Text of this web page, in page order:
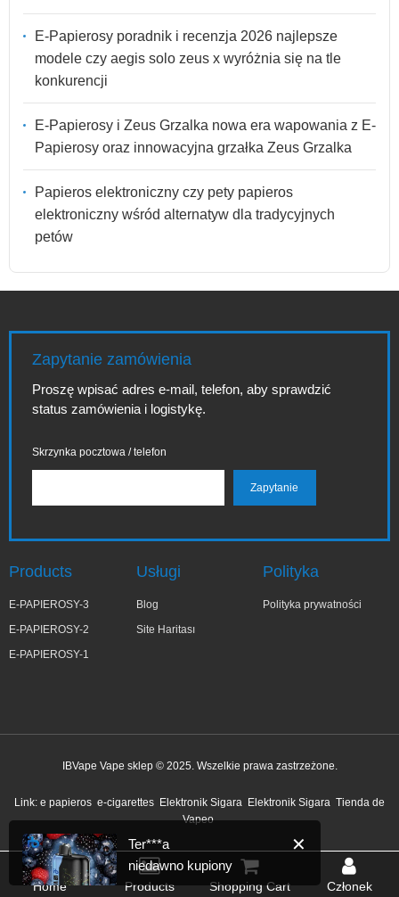
E-Papierosy poradnik i recenzja 2026 najlepsze
modele czy aegis solo zeus x wyróżnia się na tle
konkurencji
E-Papierosy i Zeus Grzalka nowa era wapowania z E-
Papierosy oraz innowacyjna grzałka Zeus Grzalka
Papieros elektroniczny czy pety papieros
elektroniczny wśród alternatyw dla tradycyjnych
petów
Zapytanie zamówienia
Proszę wpisać adres e-mail, telefon, aby sprawdzić
status zamówienia i logistykę.
Skrzynka pocztowa / telefon
Products
E-PAPIEROSY-3
E-PAPIEROSY-2
E-PAPIEROSY-1
Usługi
Blog
Site Haritası
Polityka
Polityka prywatności
IBVape Vape sklep © 2025. Wszelkie prawa zastrzeżone.
Link: e papieros e-cigarettes Elektronik Sigara Elektronik Sigara Tienda de
Vapeo
Home Products Shopping Cart Członek
niedawno kupiony
10 minut temu